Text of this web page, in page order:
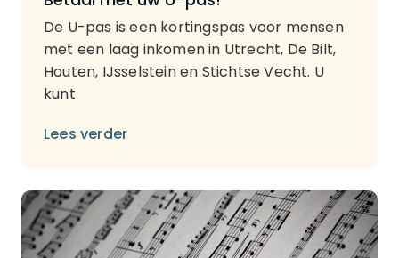
De U-pas is een kortingspas voor mensen
met een laag inkomen in Utrecht, De Bilt,
Houten, IJsselstein en Stichtse Vecht. U
kunt
Lees verder